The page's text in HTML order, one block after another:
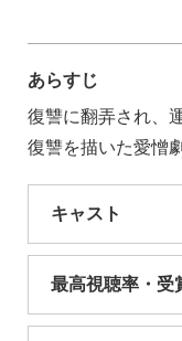
あらすじ
復讐に翻弄され、
復讐を描いた愛憎劇
キャスト
最高視聴率・受